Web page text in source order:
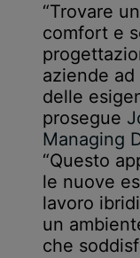
“Trovare
comfort e
aziende ad
delle
prosegue
Managing
“Questo
le nuove
lavoro
un
che